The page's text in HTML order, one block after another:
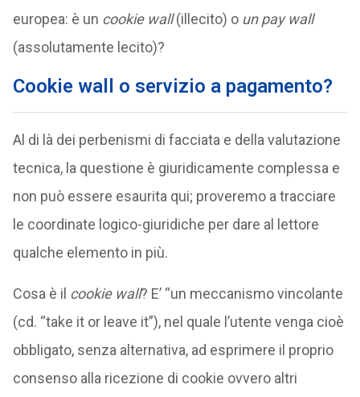
europea: è un cookie wall(illecito) o un pay wall
(assolutamente lecito)?
Cookie wall o servizio a pagamento?
Al di là dei perbenismi di facciata e della valutazione
tecnica, la questione è giuridicamente complessa e
non può essere esaurita qui; proveremo a tracciare
le coordinate logico-giuridiche per dare al lettore
qualche elemento in più.
Cosa è il cookie wall? E’ “un meccanismo vincolante
(cd. “take it or leave it”), nel quale l’utente venga cioè
obbligato, senza alternativa, ad esprimere il proprio
consenso alla ricezione di cookie ovvero altri